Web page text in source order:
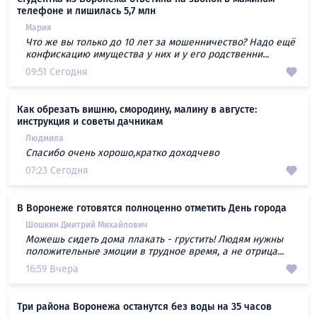
телефоне и лишилась 5,7 млн
Мария
Что же вы только до 10 лет за мошенничество? Надо ещё
конфискацию имущества у них и у его родственни...
09:51 Сегодня
Как обрезать вишню, смородину, малину в августе:
инструкция и советы дачникам
Людмила
Спасибо очень хорошо,кратко доходчево
07:23 Сегодня
В Воронеже готовятся полноценно отметить День города
Шошкин Дмитрий Михайлович
Можешь сидеть дома плакать - грустить! Людям нужны
положительные эмоции в трудное время, а не отрица...
16:59 Вчера
Три района Воронежа останутся без воды на 35 часов